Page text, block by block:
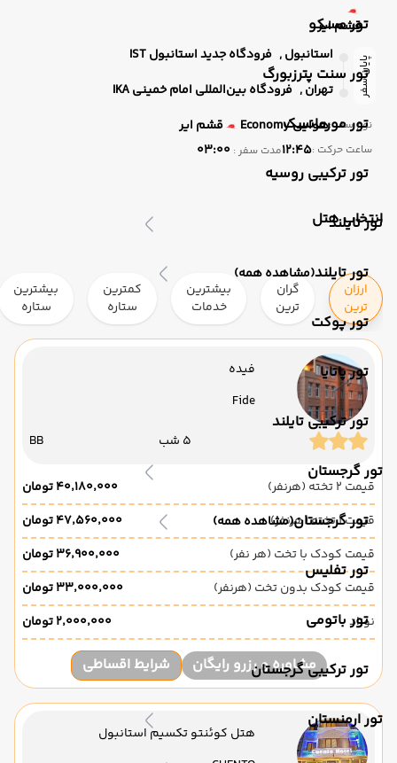
تور مسکو
تور سنت پترزبورگ
تور مورمانسک
تور ترکیبی روسیه
تور تایلند
تور تایلند(مشاهده همه)
تور پوکت
تور پاتایا
تور ترکیبی تایلند
تور گرجستان
تور گرجستان(مشاهده همه)
تور تفلیس
تور باتومی
تور ترکیبی گرجستان
تور ارمنستان
قشم ایر
پایان سفر استانبول , فرودگاه جدید استانبول IST
تهران , فرودگاه بین‌المللی امام خمینی IKA
نوع سفر :هواییEconomy قشم ایر
ساعت حرکت :12:45مدت سفر : 03:00
انتخاب هتل
ارزان
ترین
گران
ترین
بیشترین
خدمات
کمترین
ستاره
بیشترین
ستاره
فیده
Fide
5 شب BB
قیمت 2 تخته (هرنفر)
۴۰٬۱۸۰٬۰۰۰ تومان
قیمت 1 تخته (هرنفر)
۴۷٬۵۶۰٬۰۰۰ تومان
قیمت کودک با تخت (هر نفر)
۳۶٬۹۰۰٬۰۰۰ تومان
قیمت کودک بدون تخت (هرنفر)
۳۳٬۰۰۰٬۰۰۰ تومان
نوزاد
۲٬۰۰۰٬۰۰۰ تومان
مشاوره و رزرو رایگان شرایط اقساطی
هتل کوئنتو تکسیم استانبول